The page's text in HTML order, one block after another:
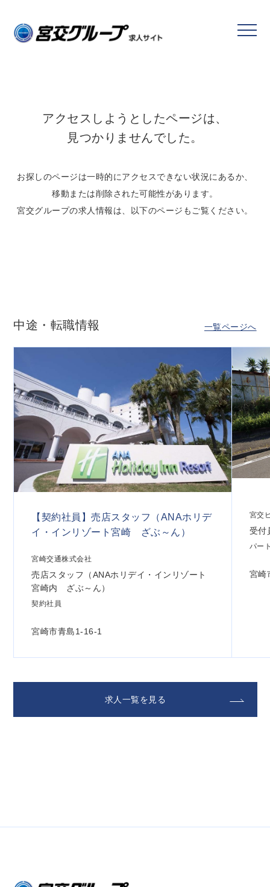
アクセスしようとしたページは、
見つかりませんでした。
お探しのページは一時的にアクセスできない状況にあるか、
移動または削除された可能性があります。
宮交グループの求人情報は、以下のページもご覧ください。
中途・転職情報 一覧ページへ
【契約社員】売店スタッフ（ANAホリデ
イ・インリゾート宮崎 ざぶ～ん）
宮崎交通株式会社
売店スタッフ（ANAホリデイ・インリゾート
宮崎内 ざぶ～ん）
契約社員
宮崎市青島1-16-1
宮交
受付
パー
宮崎
求人一覧を見る